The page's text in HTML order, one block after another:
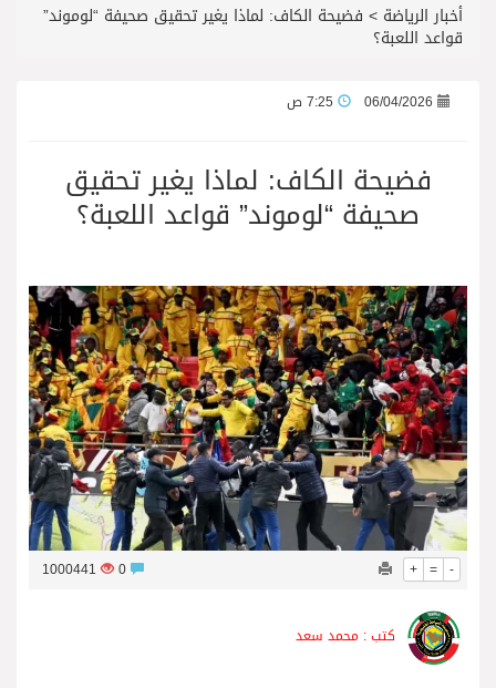
الباحة مدينة سياحية جبلية تجمع بين الطبيعة الخلابة والتراث الثقافي
فريق جازو للسباقات يحرز المراكز الثلاثة الأولى في النسخة 75 من رالي فنلندا
أخبار الرياضة > فضيحة الكاف: لماذا يغير تحقيق صحيفة “لوموند”
قواعد اللعبة؟
06/04/2026
فضيحة الكاف: لماذا يغير تحقيق
صحيفة “لوموند” قواعد اللعبة؟
+ = -
1000441
كتب : محمد سعد